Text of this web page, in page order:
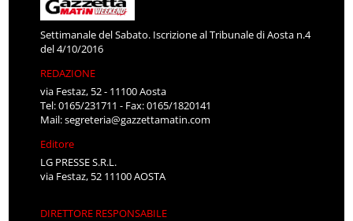
Settimanale del Sabato. Iscrizione al Tribunale di Aosta n.4
del 4/10/2016
REDAZIONE
via Festaz, 52 - 11100 Aosta
Tel: 0165/231711 - Fax: 0165/1820141
Mail:segreteria@gazzettamatin.com
Editore
LG PRESSE S.R.L.
via Festaz, 52 11100 AOSTA
DIRETTORE RESPONSABILE